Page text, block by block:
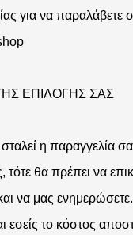
για να
ΕΠΙΛΟΓΗΣ ΣΑΣ
η παραγγελία
τότε θα πρέπει να
να μας ενημερώσετε.
εσείς το κόστος